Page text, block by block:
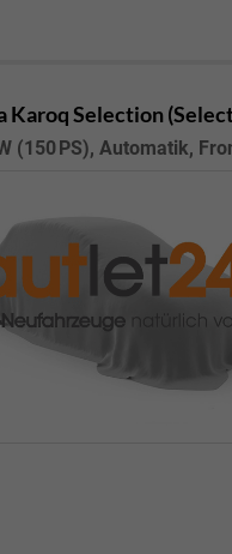
KaroqSelection
(150 PS), Automatik,